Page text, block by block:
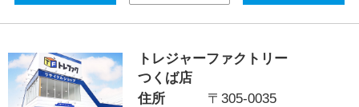
トレジャーファクトリー
つくば店
住所
〒305-0035